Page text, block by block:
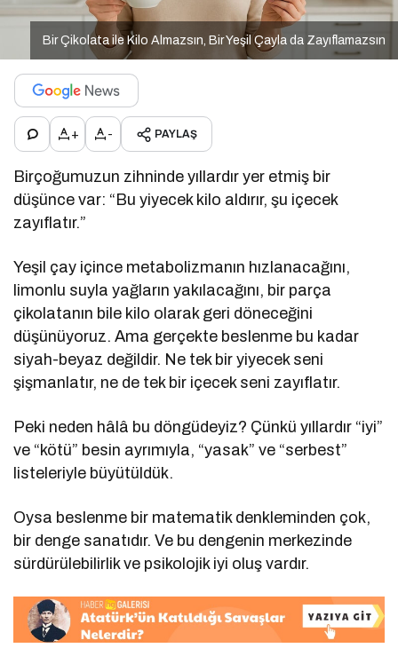
Bir Çikolata ile Kilo Almazsın, Bir Yeşil Çayla da Zayıflamazsın
+ - PAYLAŞ
Birçoğumuzun zihninde yıllardır yer etmiş bir
düşünce var: “Bu yiyecek kilo aldırır, şu içecek
zayıflatır.”
Yeşil çay içince metabolizmanın hızlanacağını,
limonlu suyla yağların yakılacağını, bir parça
çikolatanın bile kilo olarak geri döneceğini
düşünüyoruz. Ama gerçekte beslenme bu kadar
siyah-beyaz değildir. Ne tek bir yiyecek seni
şişmanlatır, ne de tek bir içecek seni zayıflatır.
Peki neden hâlâ bu döngüdeyiz? Çünkü yıllardır “iyi”
ve “kötü” besin ayrımıyla, “yasak” ve “serbest”
listeleriyle büyütüldük.
Oysa beslenme bir matematik denkleminden çok,
bir denge sanatıdır. Ve bu dengenin merkezinde
sürdürülebilirlik ve psikolojik iyi oluş vardır.